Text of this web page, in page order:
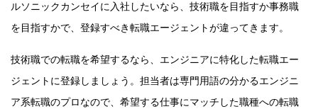
ルソニックカンセイに入社したいなら、技術職を目指すか事務職
を目指すかで、登録すべき転職エージェントが違ってきます。
技術職での転職を希望するなら、エンジニアに特化した転職エー
ジェントに登録しましょう。担当者は専門用語の分かるエンジニ
ア系転職のプロなので、希望する仕事にマッチした職種への転職